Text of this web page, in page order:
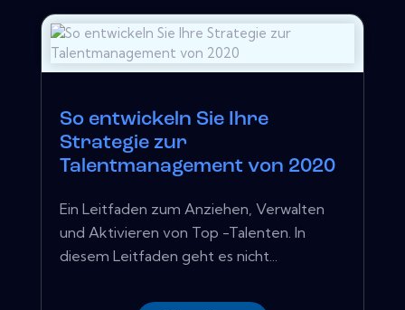
So entwickeln Sie Ihre
Strategie zur
Talentmanagement von 2020
Ein Leitfaden zum Anziehen, Verwalten
und Aktivieren von Top -Talenten. In
diesem Leitfaden geht es nicht...